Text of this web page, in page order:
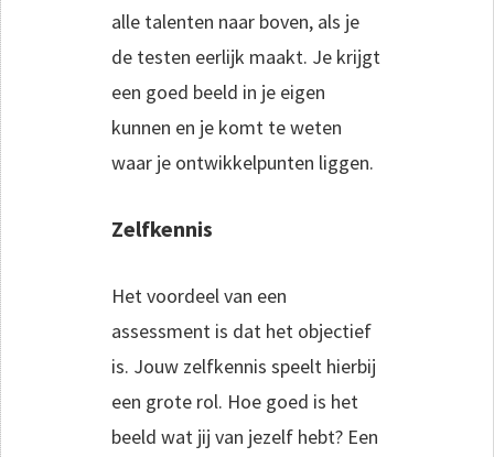
alle talenten naar boven, als je
de testen eerlijk maakt. Je krijgt
een goed beeld in je eigen
kunnen en je komt te weten
waar je ontwikkelpunten liggen.
Zelfkennis
Het voordeel van een
assessment is dat het objectief
is. Jouw zelfkennis speelt hierbij
een grote rol. Hoe goed is het
beeld wat jij van jezelf hebt? Een